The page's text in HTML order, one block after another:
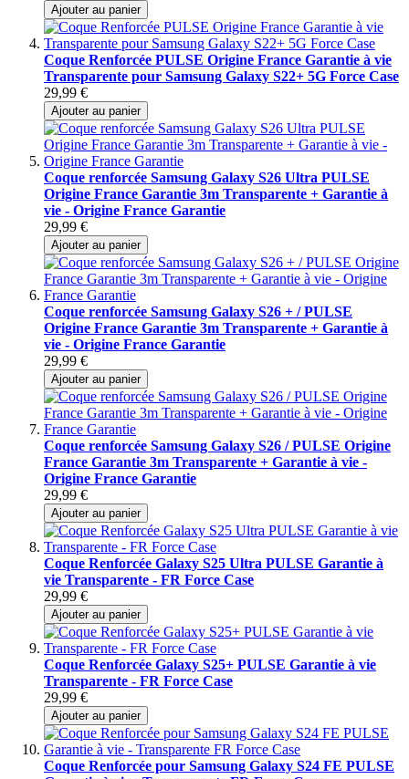
Ajouter au panier
Coque Renforcée PULSE Origine France Garantie à vie
Transparente pour Samsung Galaxy S22+ 5G Force Case
29,99 €
Ajouter au panier
Coque renforcée Samsung Galaxy S26 Ultra PULSE
Origine France Garantie 3m Transparente + Garantie à
vie - Origine France Garantie
29,99 €
Ajouter au panier
Coque renforcée Samsung Galaxy S26 + / PULSE
Origine France Garantie 3m Transparente + Garantie à
vie - Origine France Garantie
29,99 €
Ajouter au panier
Coque renforcée Samsung Galaxy S26 / PULSE Origine
France Garantie 3m Transparente + Garantie à vie -
Origine France Garantie
29,99 €
Ajouter au panier
Coque Renforcée Galaxy S25 Ultra PULSE Garantie à
vie Transparente - FR Force Case
29,99 €
Ajouter au panier
Coque Renforcée Galaxy S25+ PULSE Garantie à vie
Transparente - FR Force Case
29,99 €
Ajouter au panier
Coque Renforcée pour Samsung Galaxy S24 FE PULSE